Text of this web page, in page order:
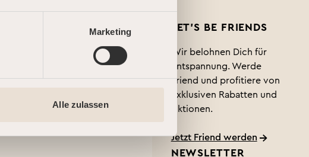
Marketing
Alle zulassen
an Feiertagen
LET'S BE FRIENDS
Wir belohnen Dich für
Entspannung. Werde
Friend und profitiere von
exklusiven Rabatten und
Aktionen.
Jetzt Friend werden
NEWSLETTER